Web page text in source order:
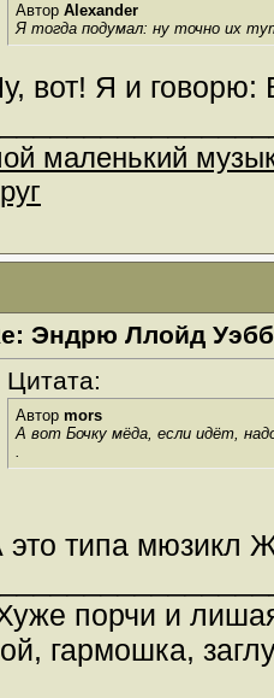
Автор Alexander
Я тогда подумал: ну точно их
вот! Я и
маленький
Эндрю Ллойд
Цитата:
Автор mors
А вот Бочку мёда, если идёт,
.
это типа мюзикл
порчи и
гармошка,